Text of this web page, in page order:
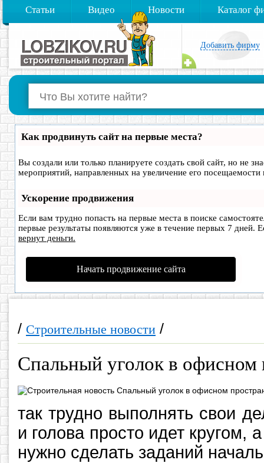
Статьи Видео Новости Каталог
Добавить фирму
Как продвинуть сайт на первые места?
Вы создали или только планируете создать свой сайт, но не
мероприятий, направленных на увеличение его
Ускорение продвижения
Если вам трудно попасть на первые места в поиске
первые результаты появляются уже в течение первых 7 дней.
вернут деньги.
Начать продвижение сайта
/ Строительные новости /
Спальный уголок в офисном
так трудно выполнять свои
и голова просто идет кругом,
нужно сделать заданий